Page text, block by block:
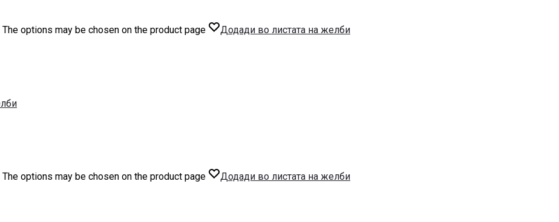
options may be chosen on the product page Додади во листата на желби
options may be chosen on the product page Додади во листата на желби